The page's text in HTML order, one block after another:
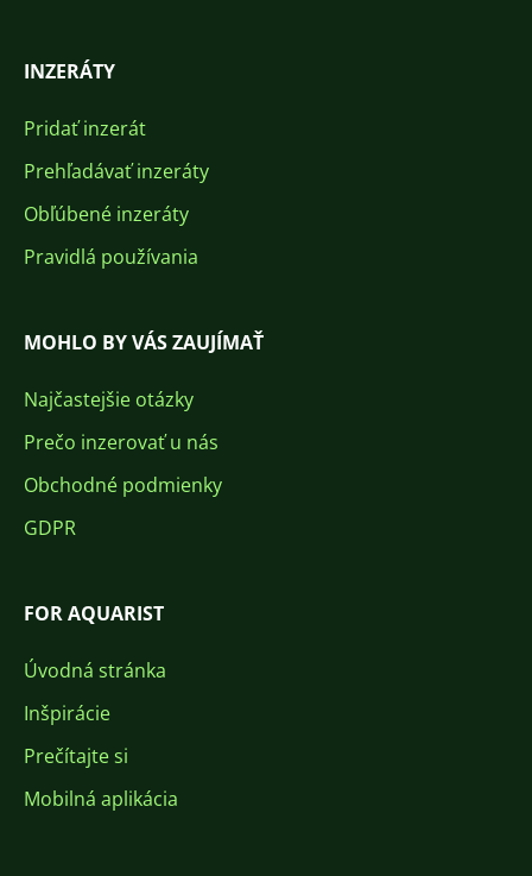
INZERÁTY
Pridať inzerát
Prehľadávať inzeráty
Obľúbené inzeráty
Pravidlá používania
MOHLO BY VÁS ZAUJÍMAŤ
Najčastejšie otázky
Prečo inzerovať u nás
Obchodné podmienky
GDPR
FOR AQUARIST
Úvodná stránka
Inšpirácie
Prečítajte si
Mobilná aplikácia